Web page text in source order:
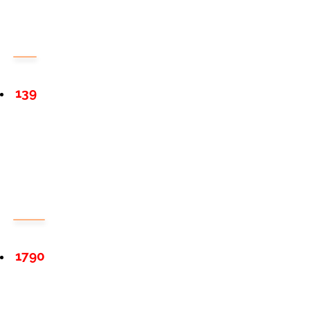
139
1790